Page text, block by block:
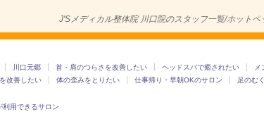
J'Sメディカル整体院 川口院のスタッフ一覧/ホットペ
川口元郷 首・肩のつらさを改善したい ヘッドスパで癒されたい
改善したい 体の歪みをとりたい 仕事帰り・早朝OKのサロン 足のむ
利用できるサロン